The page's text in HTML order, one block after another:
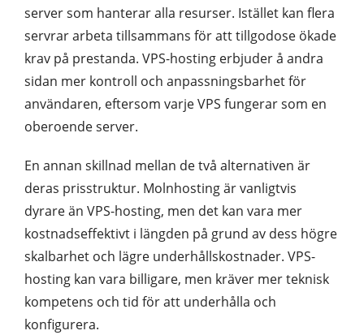
server som hanterar alla resurser. Istället kan flera
servrar arbeta tillsammans för att tillgodose ökade
krav på prestanda. VPS-hosting erbjuder å andra
sidan mer kontroll och anpassningsbarhet för
användaren, eftersom varje VPS fungerar som en
oberoende server.
En annan skillnad mellan de två alternativen är
deras prisstruktur. Molnhosting är vanligtvis
dyrare än VPS-hosting, men det kan vara mer
kostnadseffektivt i längden på grund av dess högre
skalbarhet och lägre underhållskostnader. VPS-
hosting kan vara billigare, men kräver mer teknisk
kompetens och tid för att underhålla och
konfigurera.